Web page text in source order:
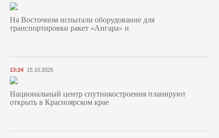
На Восточном испытали оборудование для
транспортировки ракет «Ангара» и
13:24 15.10.2025
Национальный центр спутникостроения планируют
открыть в Красноярском крае